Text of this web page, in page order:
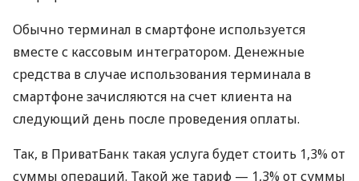
Обычно терминал в смартфоне используется
вместе с кассовым интегратором. Денежные
средства в случае использования терминала в
смартфоне зачисляются на счет клиента на
следующий день после проведения оплаты.
Так, в ПриватБанк такая услуга будет стоить 1,3% от
суммы операций. Такой же тариф — 1,3% от суммы